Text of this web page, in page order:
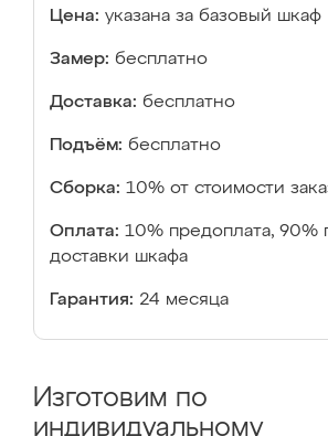
Цена: указана за базовый шкаф
Замер: бесплатно
Доставка: бесплатно
Подъём: бесплатно
Сборка: 10% от стоимости
Оплата: 10% предоплата, 90%
доставки шкафа
Гарантия: 24 месяца
Изготовим по
индивидуальному